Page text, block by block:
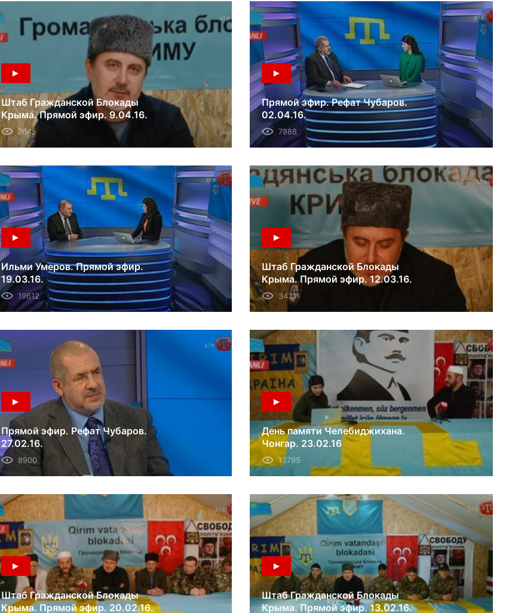
Штаб Гражданской Блокады
Крыма. Прямой эфир. 9.04.16.
7645
Прямой эфир. Рефат Чубаров.
02.04.16.
7888
Ильми Умеров. Прямой эфир.
19.03.16.
19612
Штаб Гражданской Блокады
Крыма. Прямой эфир. 12.03.16.
34311
Прямой эфир. Рефат Чубаров.
27.02.16.
8900
День памяти Челебиджихана.
Чонгар. 23.02.16
13795
Штаб Гражданской Блокады
Крыма. Прямой эфир. 20.02.16.
Штаб Гражданской Блокады
Крыма. Прямой эфир. 13.02.16.